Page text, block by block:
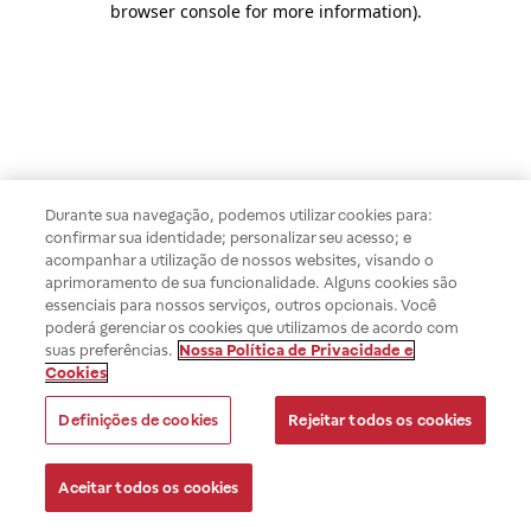
browser console for more information).
Durante sua navegação, podemos utilizar cookies para:
confirmar sua identidade; personalizar seu acesso; e
acompanhar a utilização de nossos websites, visando o
aprimoramento de sua funcionalidade. Alguns cookies são
essenciais para nossos serviços, outros opcionais. Você
poderá gerenciar os cookies que utilizamos de acordo com
suas preferências. Nossa Política de Privacidade e
Cookies
Definições de cookies Rejeitar todos os cookies
Aceitar todos os cookies